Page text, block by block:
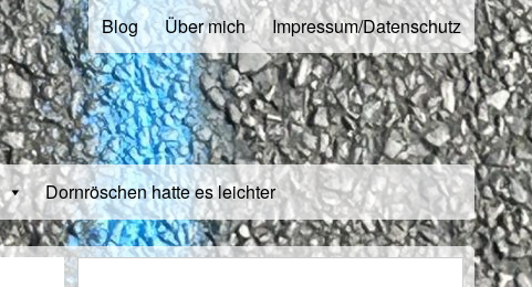
Blog Über mich Impressum/Datenschutz
Dornröschen hatte es leichter